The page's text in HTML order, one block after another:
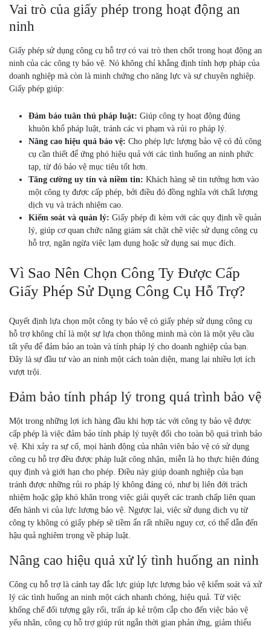
Vai trò của giấy phép trong hoạt động an
ninh
Giấy phép sử dụng công cụ hỗ trợ có vai trò then chốt trong hoạt động an
ninh của các công ty bảo vệ. Nó không chỉ khẳng định tính hợp pháp của
doanh nghiệp mà còn là minh chứng cho năng lực và sự chuyên nghiệp.
Giấy phép giúp:
Đảm bảo tuân thủ pháp luật: Giúp công ty hoạt động đúng
khuôn khổ pháp luật, tránh các vi phạm và rủi ro pháp lý.
Nâng cao hiệu quả bảo vệ: Cho phép lực lượng bảo vệ có đủ công
cụ cần thiết để ứng phó hiệu quả với các tình huống an ninh phức
tạp, từ đó bảo vệ mục tiêu tốt hơn.
Tăng cường uy tín và niềm tin: Khách hàng sẽ tin tưởng hơn vào
một công ty được cấp phép, bởi điều đó đồng nghĩa với chất lượng
dịch vụ và trách nhiệm cao.
Kiểm soát và quản lý: Giấy phép đi kèm với các quy định về quản
lý, giúp cơ quan chức năng giám sát chặt chẽ việc sử dụng công cụ
hỗ trợ, ngăn ngừa việc lạm dụng hoặc sử dụng sai mục đích.
Vì Sao Nên Chọn Công Ty Được Cấp
Giấy Phép Sử Dụng Công Cụ Hỗ Trợ?
Quyết định lựa chọn một công ty bảo vệ có giấy phép sử dụng công cụ
hỗ trợ không chỉ là một sự lựa chọn thông minh mà còn là một yêu cầu
tất yếu để đảm bảo an toàn và tính pháp lý cho doanh nghiệp của bạn.
Đây là sự đầu tư vào an ninh một cách toàn diện, mang lại nhiều lợi ích
vượt trội.
Đảm bảo tính pháp lý trong quá trình bảo vệ
Một trong những lợi ích hàng đầu khi hợp tác với công ty bảo vệ được
cấp phép là việc đảm bảo tính pháp lý tuyệt đối cho toàn bộ quá trình bảo
vệ. Khi xảy ra sự cố, mọi hành động của nhân viên bảo vệ có sử dụng
công cụ hỗ trợ đều được pháp luật công nhận, miễn là họ thực hiện đúng
quy định và giới hạn cho phép. Điều này giúp doanh nghiệp của bạn
tránh được những rủi ro pháp lý không đáng có, như bị liên đới trách
nhiệm hoặc gặp khó khăn trong việc giải quyết các tranh chấp liên quan
đến hành vi của lực lượng bảo vệ. Ngược lại, việc sử dụng dịch vụ từ
công ty không có giấy phép sẽ tiềm ẩn rất nhiều nguy cơ, có thể dẫn đến
hậu quả nghiêm trọng về pháp luật.
Nâng cao hiệu quả xử lý tình huống an ninh
Công cụ hỗ trợ là cánh tay đắc lực giúp lực lượng bảo vệ kiểm soát và xử
lý các tình huống an ninh một cách nhanh chóng, hiệu quả. Từ việc
khống chế đối tượng gây rối, trấn áp kẻ trộm cắp cho đến việc bảo vệ
yếu nhân, công cụ hỗ trợ giúp rút ngắn thời gian phản ứng, giảm thiểu